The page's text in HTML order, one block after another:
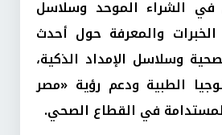
في الشراء الموحد وسلاسل
الخبرات والمعرفة حول أحدث
وسلاسل الإمداد الذكية،
الطبية ودعم رؤية «مصر